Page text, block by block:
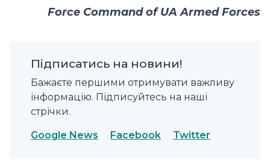
Force Command of UA Armed Forces
Підписатись на новини!
Бажаєте першими отримувати важливу
інформацію. Підписуйтесь на наші
стрічки.
Google News Facebook Twitter